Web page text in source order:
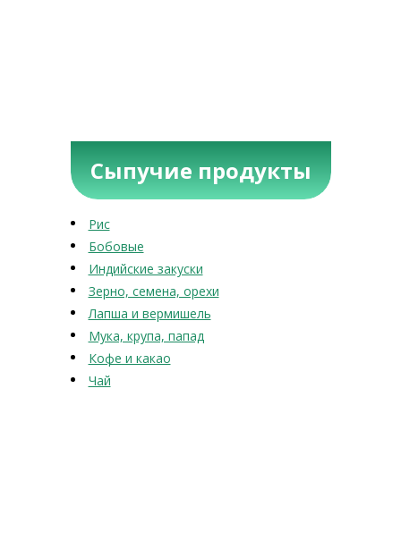
Сыпучие продукты
Рис
Бобовые
Индийские закуски
Зерно, семена, орехи
Лапша и вермишель
Мука, крупа, папад
Кофе и какао
Чай